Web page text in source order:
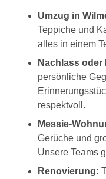
Umzug in
Teppiche und
alles in einem
Nachlass oder
persönliche
respektvoll.
Messie-
Gerüche und
Unsere Teams
Renovierung: